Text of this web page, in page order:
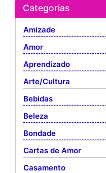
Categorias
Amizade
Amor
Aprendizado
Arte/Cultura
Bebidas
Beleza
Bondade
Cartas de Amor
Casamento